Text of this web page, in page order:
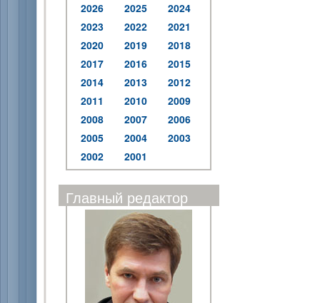
2026 2025
2024
2023
2022
2021
2020
2019
2018
2017
2016
2015
2014
2013
2012
2011
2010
2009
2008
2007
2006
2005
2004
2003
2002
2001
Главный редактор